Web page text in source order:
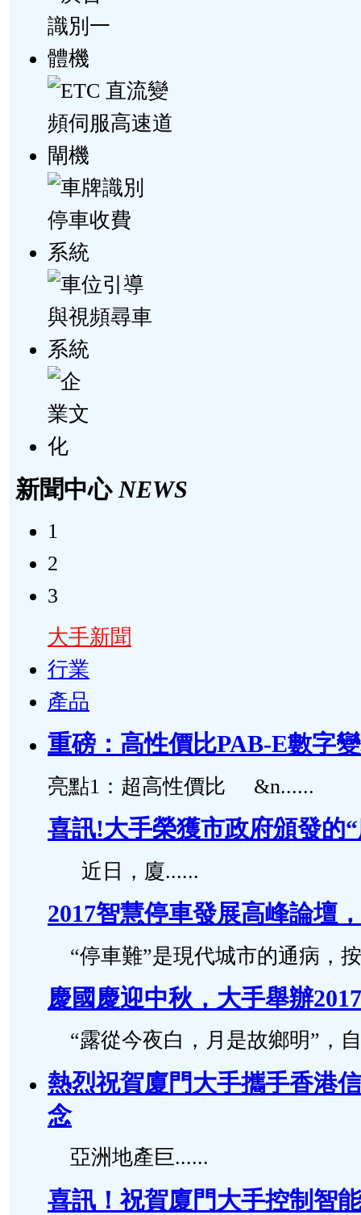
新聞中心 NEWS
1
2
3
大手新聞
行業
產品
重磅：高性價比PAB-E數字
亮點1：超高性價比 &n......
喜訊!大手榮獲市政府頒發的
近日，廈......
2017智慧停車發展高峰論壇
“停車難”是現代城市的通病，
慶國慶迎中秋，大手舉辦
“露從今夜白，月是故鄉明”，
熱烈祝賀廈門大手攜手香港
念
亞洲地產巨......
喜訊！祝賀廈門大手控制智